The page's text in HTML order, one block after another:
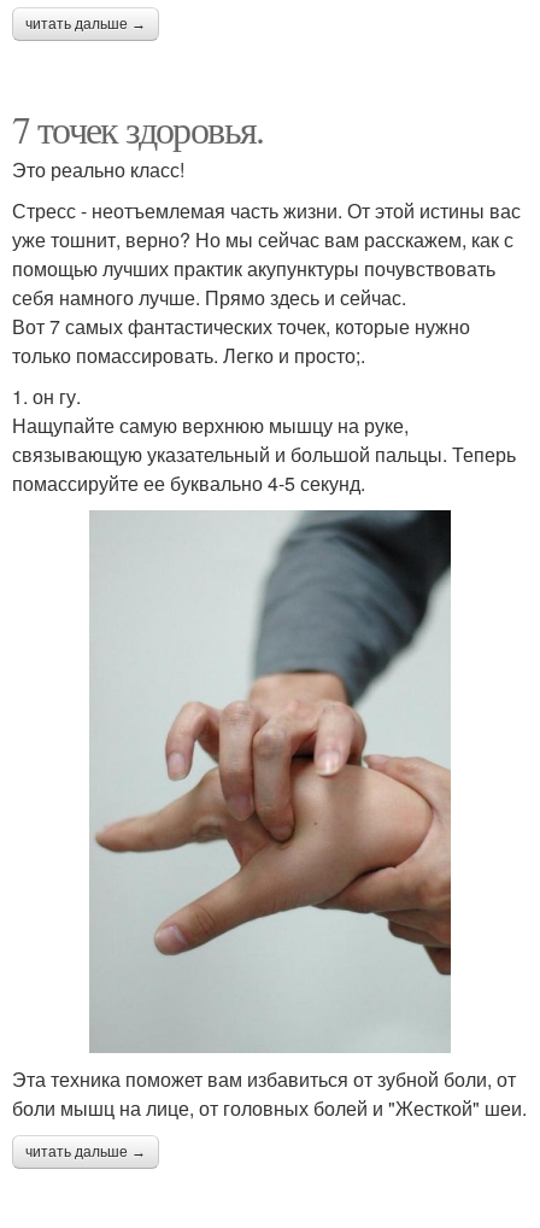
читать дальше →
7 точек здоровья.
Это реально класс!
Стресс - неотъемлемая часть жизни. От этой истины вас
уже тошнит, верно? Но мы сейчас вам расскажем, как с
помощью лучших практик акупунктуры почувствовать
себя намного лучше. Прямо здесь и сейчас.
Вот 7 самых фантастических точек, которые нужно
только помассировать. Легко и просто;.
1. он гу.
Нащупайте самую верхнюю мышцу на руке,
связывающую указательный и большой пальцы. Теперь
помассируйте ее буквально 4-5 секунд.
Эта техника поможет вам избавиться от зубной боли, от
боли мышц на лице, от головных болей и "Жесткой" шеи.
читать дальше →